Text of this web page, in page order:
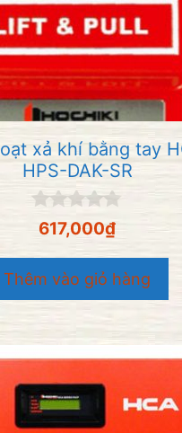
xả khí bằng tay
HPS-DAK-SR
0
n
g
o
à
i
617,000₫
Thêm vào giỏ hàng